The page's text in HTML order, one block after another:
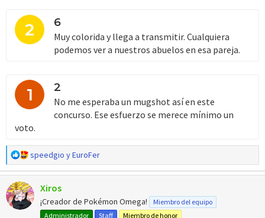
2 6
Muy colorida y llega a transmitir. Cualquiera
podemos ver a nuestros abuelos en esa pareja.
1 2
No me esperaba un mugshot así en este
concurso. Ese esfuerzo se merece mínimo un
voto.
R
e
a
c
c
speedgio yEuroFer
Xiros
¡Creador de Pokémon Omega!
Miembro del equipo
Administrador
Staff Miembro de honor